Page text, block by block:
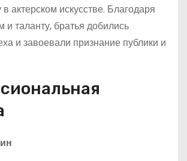
актерском искусстве. Благодаря
и таланту, братья добились
и завоевали признание публики и